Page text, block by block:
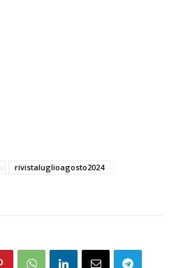
rivistaluglioagosto2024